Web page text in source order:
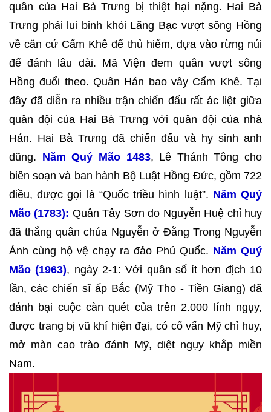
quân của Hai Bà Trưng bị thiệt hại nặng. Hai Bà
Trưng phải lui binh khỏi Lãng Bạc vượt sông Hồng
về căn cứ Cấm Khê để thủ hiểm, dựa vào rừng núi
để đánh lâu dài. Mã Viện đem quân vượt sông
Hồng đuổi theo. Quân Hán bao vây Cấm Khê. Tại
đây đã diễn ra nhiều trận chiến đấu rất ác liệt giữa
quân đội của Hai Bà Trưng với quân đội của nhà
Hán. Hai Bà Trưng đã chiến đấu và hy sinh anh
dũng. Năm Quý Mão 1483, Lê Thánh Tông cho
biên soạn và ban hành Bộ Luật Hồng Đức, gồm 722
điều, được gọi là “Quốc triều hình luật”. Năm Quý
Mão (1783): Quân Tây Sơn do Nguyễn Huệ chỉ huy
đã thắng quân chúa Nguyễn ở Đằng Trong Nguyễn
Ánh cùng hộ vệ chạy ra đảo Phú Quốc. Năm Quý
Mão (1963), ngày 2-1: Với quân số ít hơn địch 10
lần, các chiến sĩ ấp Bắc (Mỹ Tho - Tiền Giang) đã
đánh bại cuộc càn quét của trên 2.000 lính ngụy,
được trang bị vũ khí hiện đại, có cố vấn Mỹ chỉ huy,
mở màn cao trào đánh Mỹ, diệt ngụy khắp miền
Nam.